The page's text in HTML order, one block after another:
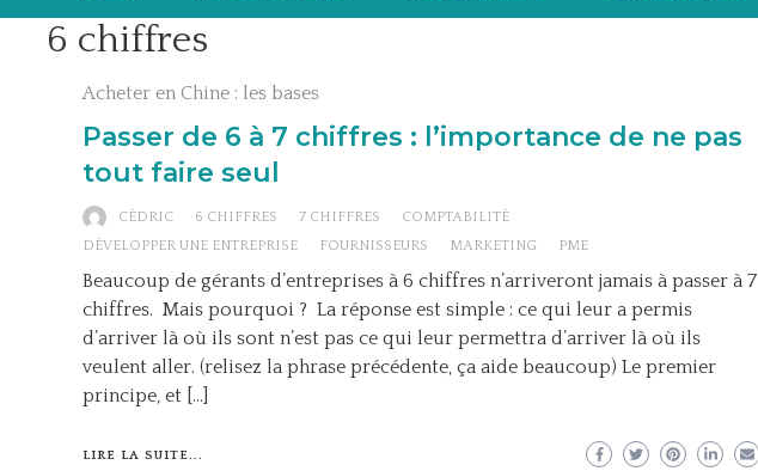
6 chiffres
Acheter en Chine : les bases
Passer de 6 à 7 chiffres : l’importance de ne pas
tout faire seul
CÉDRIC 6 CHIFFRES 7 CHIFFRES
COMPTABILITÉ
DÉVELOPPER UNE ENTREPRISE
FOURNISSEURS MARKETING PME
Beaucoup de gérants d’entreprises à 6 chiffres n’arriveront jamais à passer à 7
chiffres. Mais pourquoi ? La réponse est simple : ce qui leur a permis
d’arriver là où ils sont n’est pas ce qui leur permettra d’arriver là où ils
veulent aller. (relisez la phrase précédente, ça aide beaucoup) Le premier
principe, et […]
LIRE LA SUITE...